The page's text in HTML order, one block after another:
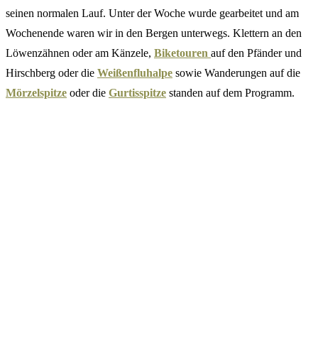
seinen normalen Lauf. Unter der Woche wurde gearbeitet und am
Wochenende waren wir in den Bergen unterwegs. Klettern an den
Löwenzähnen oder am Känzele, Biketouren auf den Pfänder und
Hirschberg oder die Weißenfluhalpe sowie Wanderungen auf die
Mörzelspitze oder die Gurtisspitze standen auf dem Programm.